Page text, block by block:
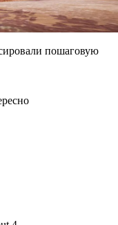
пошаговую